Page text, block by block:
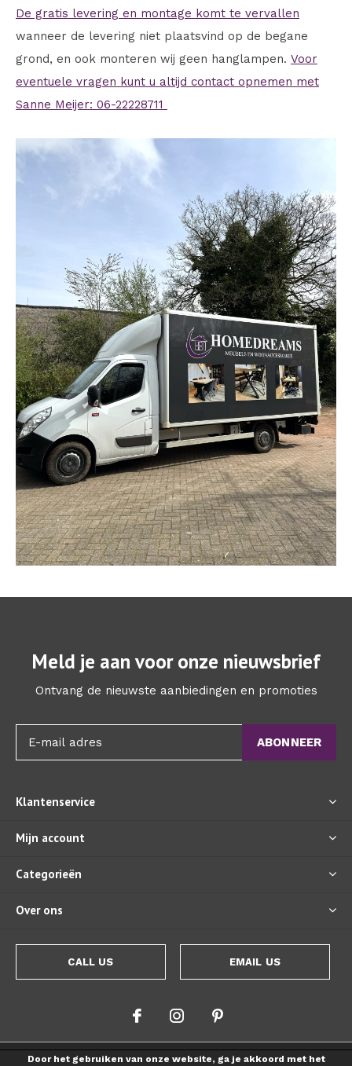
De gratis levering en montage komt te vervallen
wanneer de levering niet plaatsvind op de begane
grond, en ook monteren wij geen hanglampen. Voor
eventuele vragen kunt u altijd contact opnemen met
Sanne Meijer: 06-22228711
Meld je aan voor onze nieuwsbrief
Ontvang de nieuwste aanbiedingen en promoties
ABONNEER
Klantenservice
Mijn account
Categorieën
Over ons
CALL US EMAIL US
Door het gebruiken van onze website, ga je akkoord met het